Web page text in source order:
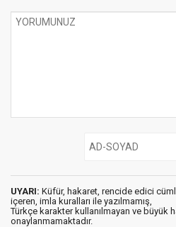
UYARI: Küfür, hakaret, rencide edici
içeren, imla kuralları ile yazılmamış,
Türkçe karakter kullanılmayan ve büyük
onaylanmamaktadır.